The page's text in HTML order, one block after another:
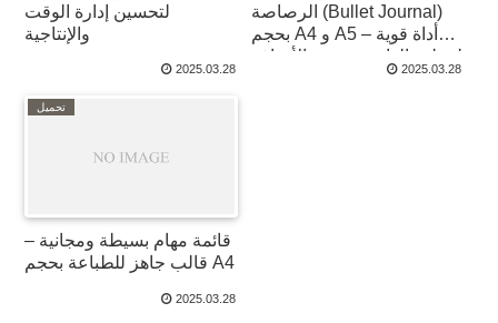
لتحسين إدارة الوقت
والإنتاجية
2025.03.28
الرصاصة (Bullet Journal)
بحجم A4 و A5 – أداة قوية
لتنظيم الذات وتحقيق الأهداف
2025.03.28
تحميل
قائمة مهام بسيطة ومجانية –
قالب جاهز للطباعة بحجم A4
2025.03.28